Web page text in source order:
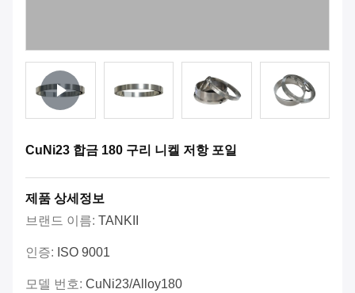
CuNi23 합금 180 구리 니켈 저항 포일
제품 상세정보
브랜드 이름: TANKII
인증: ISO 9001
모델 번호: CuNi23/Alloy180